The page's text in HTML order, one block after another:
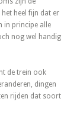
heel fijn dat er
in principe alle
nog wel handig
de trein ook
dingen
rijden dat soort